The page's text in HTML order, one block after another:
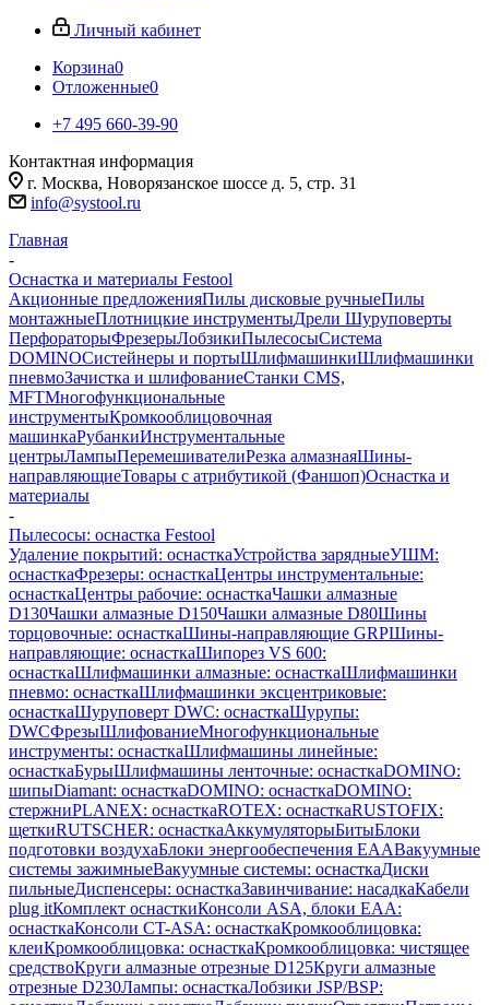
Личный кабинет
Корзина0
Отложенные0
+7 495 660-39-90
Контактная информация
г. Москва, Новорязанское шоссе д. 5, стр. 31
info@systool.ru
Главная
-
Оснастка и материалы Festool
Акционные предложенияПилы дисковые ручныеПилы
монтажныеПлотницкие инструментыДрели Шуруповерты
ПерфораторыФрезерыЛобзикиПылесосыСистема
DOMINOСистейнеры и портыШлифмашинкиШлифмашинки
пневмоЗачистка и шлифованиеСтанки CMS,
MFTМногофункциональные
инструментыКромкооблицовочная
машинкаРубанкиИнструментальные
центрыЛампыПеремешивателиРезка алмазнаяШины-
направляющиеТовары с атрибутикой (Фаншоп)Оснастка и
материалы
-
Пылесосы: оснастка Festool
Удаление покрытий: оснасткаУстройства зарядныеУШМ:
оснасткаФрезеры: оснасткаЦентры инструментальные:
оснасткаЦентры рабочие: оснасткаЧашки алмазные
D130Чашки алмазные D150Чашки алмазные D80Шины
торцовочные: оснасткаШины-направляющие GRPШины-
направляющие: оснасткаШипорез VS 600:
оснасткаШлифмашинки алмазные: оснасткаШлифмашинки
пневмо: оснасткаШлифмашинки эксцентриковые:
оснасткаШуруповерт DWC: оснасткаШурупы:
DWCФрезыШлифованиеМногофункциональные
инструменты: оснасткаШлифмашины линейные:
оснасткаБурыШлифмашины ленточные: оснасткаDOMINO:
шипыDiamant: оснасткаDOMINO: оснасткаDOMINO:
стержниPLANEX: оснасткаROTEX: оснасткаRUSTOFIX:
щеткиRUTSCHER: оснасткаАккумуляторыБитыБлоки
подготовки воздухаБлоки энергообеспечения EAAВакуумные
системы зажимныеВакуумные системы: оснасткаДиски
пильныеДиспенсеры: оснасткаЗавинчивание: насадкаКабели
plug itКомплект оснасткиКонсоли ASA, блоки EAA:
оснасткаКонсоли CT-ASA: оснасткаКромкооблицовка:
клеиКромкооблицовка: оснасткаКромкооблицовка: чистящее
средствоКруги алмазные отрезные D125Круги алмазные
отрезные D230Лампы: оснасткаЛобзики JSP/BSP: